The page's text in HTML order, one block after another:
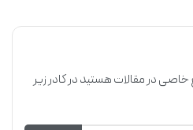
در مقالات هستید در کادر زیر